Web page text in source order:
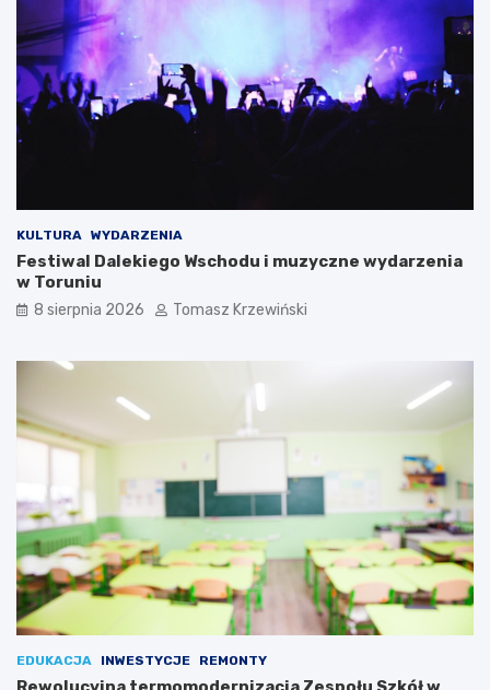
KULTURA WYDARZENIA
Festiwal Dalekiego Wschodu i muzyczne wydarzenia
w Toruniu
8 sierpnia 2026 Tomasz Krzewiński
EDUKACJA INWESTYCJE REMONTY